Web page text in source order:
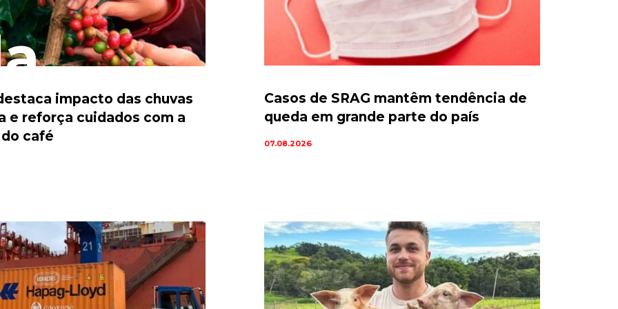
impacto das chuvas
e reforça cuidados com a
café
Casos de SRAG mantêm tendência de
queda em grande parte do país
07.08.2026